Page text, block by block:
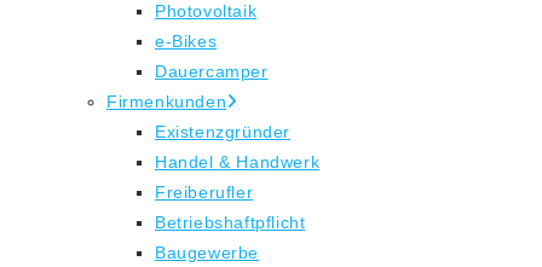
Photovoltaik
e-Bikes
Dauercamper
Firmenkunden
Existenzgründer
Handel & Handwerk
Freiberufler
Betriebshaftpflicht
Baugewerbe